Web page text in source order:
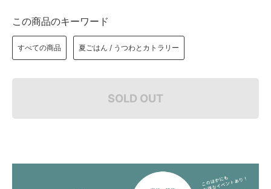
この商品のキーワード
すべての商品 夏ごはん / うつわとカトラリー
SOLD OUT